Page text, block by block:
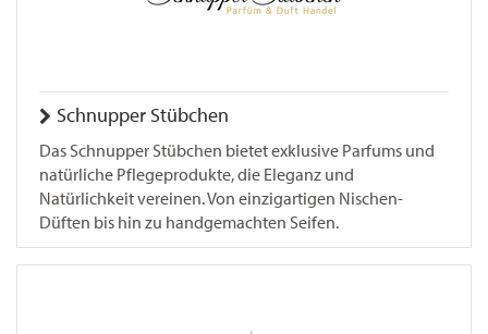
Schnupper Stübchen
Das Schnupper Stübchen bietet exklusive Parfums und
natürliche Pflegeprodukte, die Eleganz und
Natürlichkeit vereinen. Von einzigartigen Nischen-
Düften bis hin zu handgemachten Seifen.